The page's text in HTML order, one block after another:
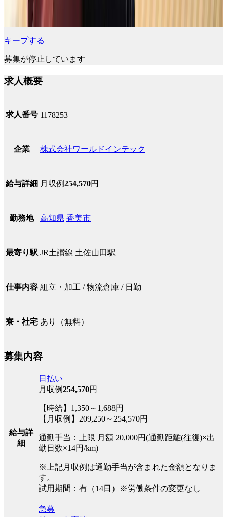
キープする
募集が停止しています
求人概要
求人番号 1178253
企業 株式会社ワールドインテック
給与詳細 月収例254,570円
勤務地 高知県 香美市
最寄り駅 JR土讃線 土佐山田駅
仕事内容 組立・加工 / 物流倉庫 / 日勤
寮・社宅 あり（無料）
募集内容
給与詳
細
日払い
月収例254,570円
【時給】1,350～1,688円
【月収例】209,250～254,570円
通勤手当：上限 月額 20,000円(通勤距離(往復)×出
勤日数×14円/km)
※上記月収例は通勤手当が含まれた金額となりま
す。
試用期間：有（14日）※労働条件の変更なし
急募